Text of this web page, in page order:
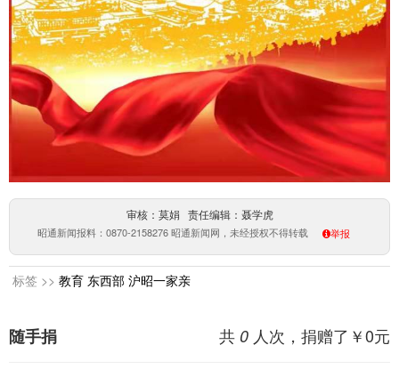
审核：莫娟 责任编辑：聂学虎
昭通新闻报料：0870-2158276 昭通新闻网，未经授权不得转载 举报
标签 >> 教育 东西部 沪昭一家亲
共 0 人次，捐赠了￥0元
随手捐